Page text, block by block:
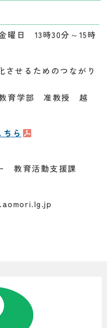
曜日 13時30分～15時
させるためのつながり
部 准教授 越
ら
教育活動支援課